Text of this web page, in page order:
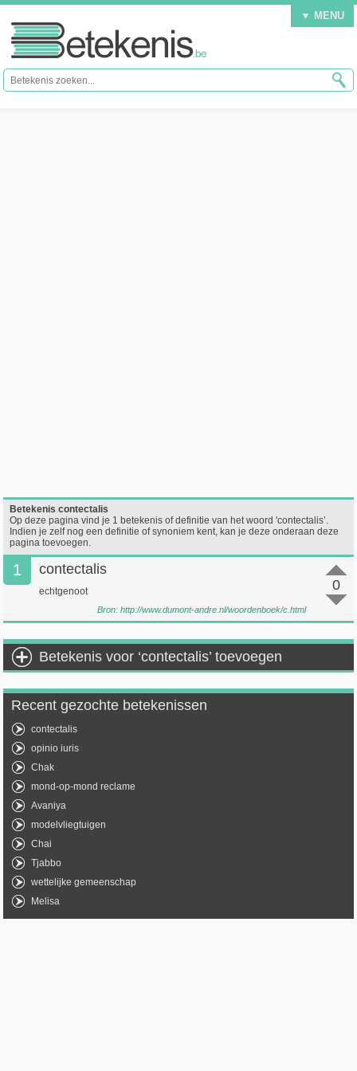
▼ MENU
Betekenis contectalis
Op deze pagina vind je 1 betekenis of definitie van het woord 'contectalis’.
Indien je zelf nog een definitie of synoniem kent, kan je deze onderaan deze
pagina toevoegen.
1
0
contectalis
echtgenoot
Bron: http://www.dumont-andre.nl/woordenboek/c.html
Betekenis voor ‘contectalis’ toevoegen
Recent gezochte betekenissen
contectalis
opinio iuris
Chak
mond-op-mond reclame
Avaniya
modelvliegtuigen
Chai
Tjabbo
wettelijke gemeenschap
Melisa